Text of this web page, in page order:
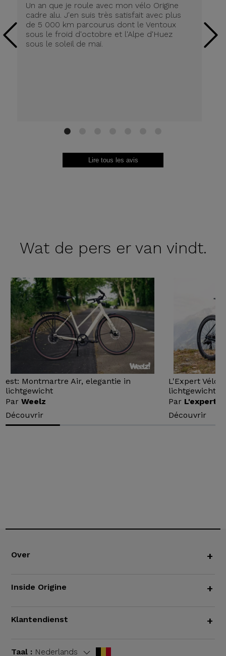
Un an que je roule avec mon vélo Origine
cadre alu. J'en suis très satisfait avec plus
de 5 000 km parcourus dont le Ventoux
sous le froid d'octobre et l'Alpe d'Huez
sous le soleil de mai.
1
Lire tous les avis
Wat de pers er van vindt.
est: Montmartre Air, elegantie in
lichtgewicht
ParWeelz
Découvrir
L'Expert Vélo
lichtgewicht...
Par L'expert
Découvrir
Over +
Inside Origine +
Klantendienst +
Taal : Nederlands